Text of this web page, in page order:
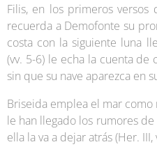
Filis, en los primeros versos
recuerda a Demofonte su
costa con la siguiente luna
(vv. 5-6) le echa la cuenta de
sin que su nave aparezca en
Briseida emplea el mar
le han llegado los rumores
ella la va a dejar atrás (Her. III,